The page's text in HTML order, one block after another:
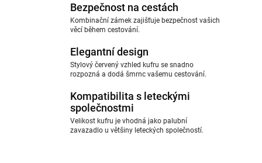
Bezpečnost na cestách
Kombinační zámek zajišťuje bezpečnost vašich
věcí během cestování.
Elegantní design
Stylový červený vzhled kufru se snadno
rozpozná a dodá šmrnc vašemu cestování.
Kompatibilita s leteckými
společnostmi
Velikost kufru je vhodná jako palubní
zavazadlo u většiny leteckých společností.